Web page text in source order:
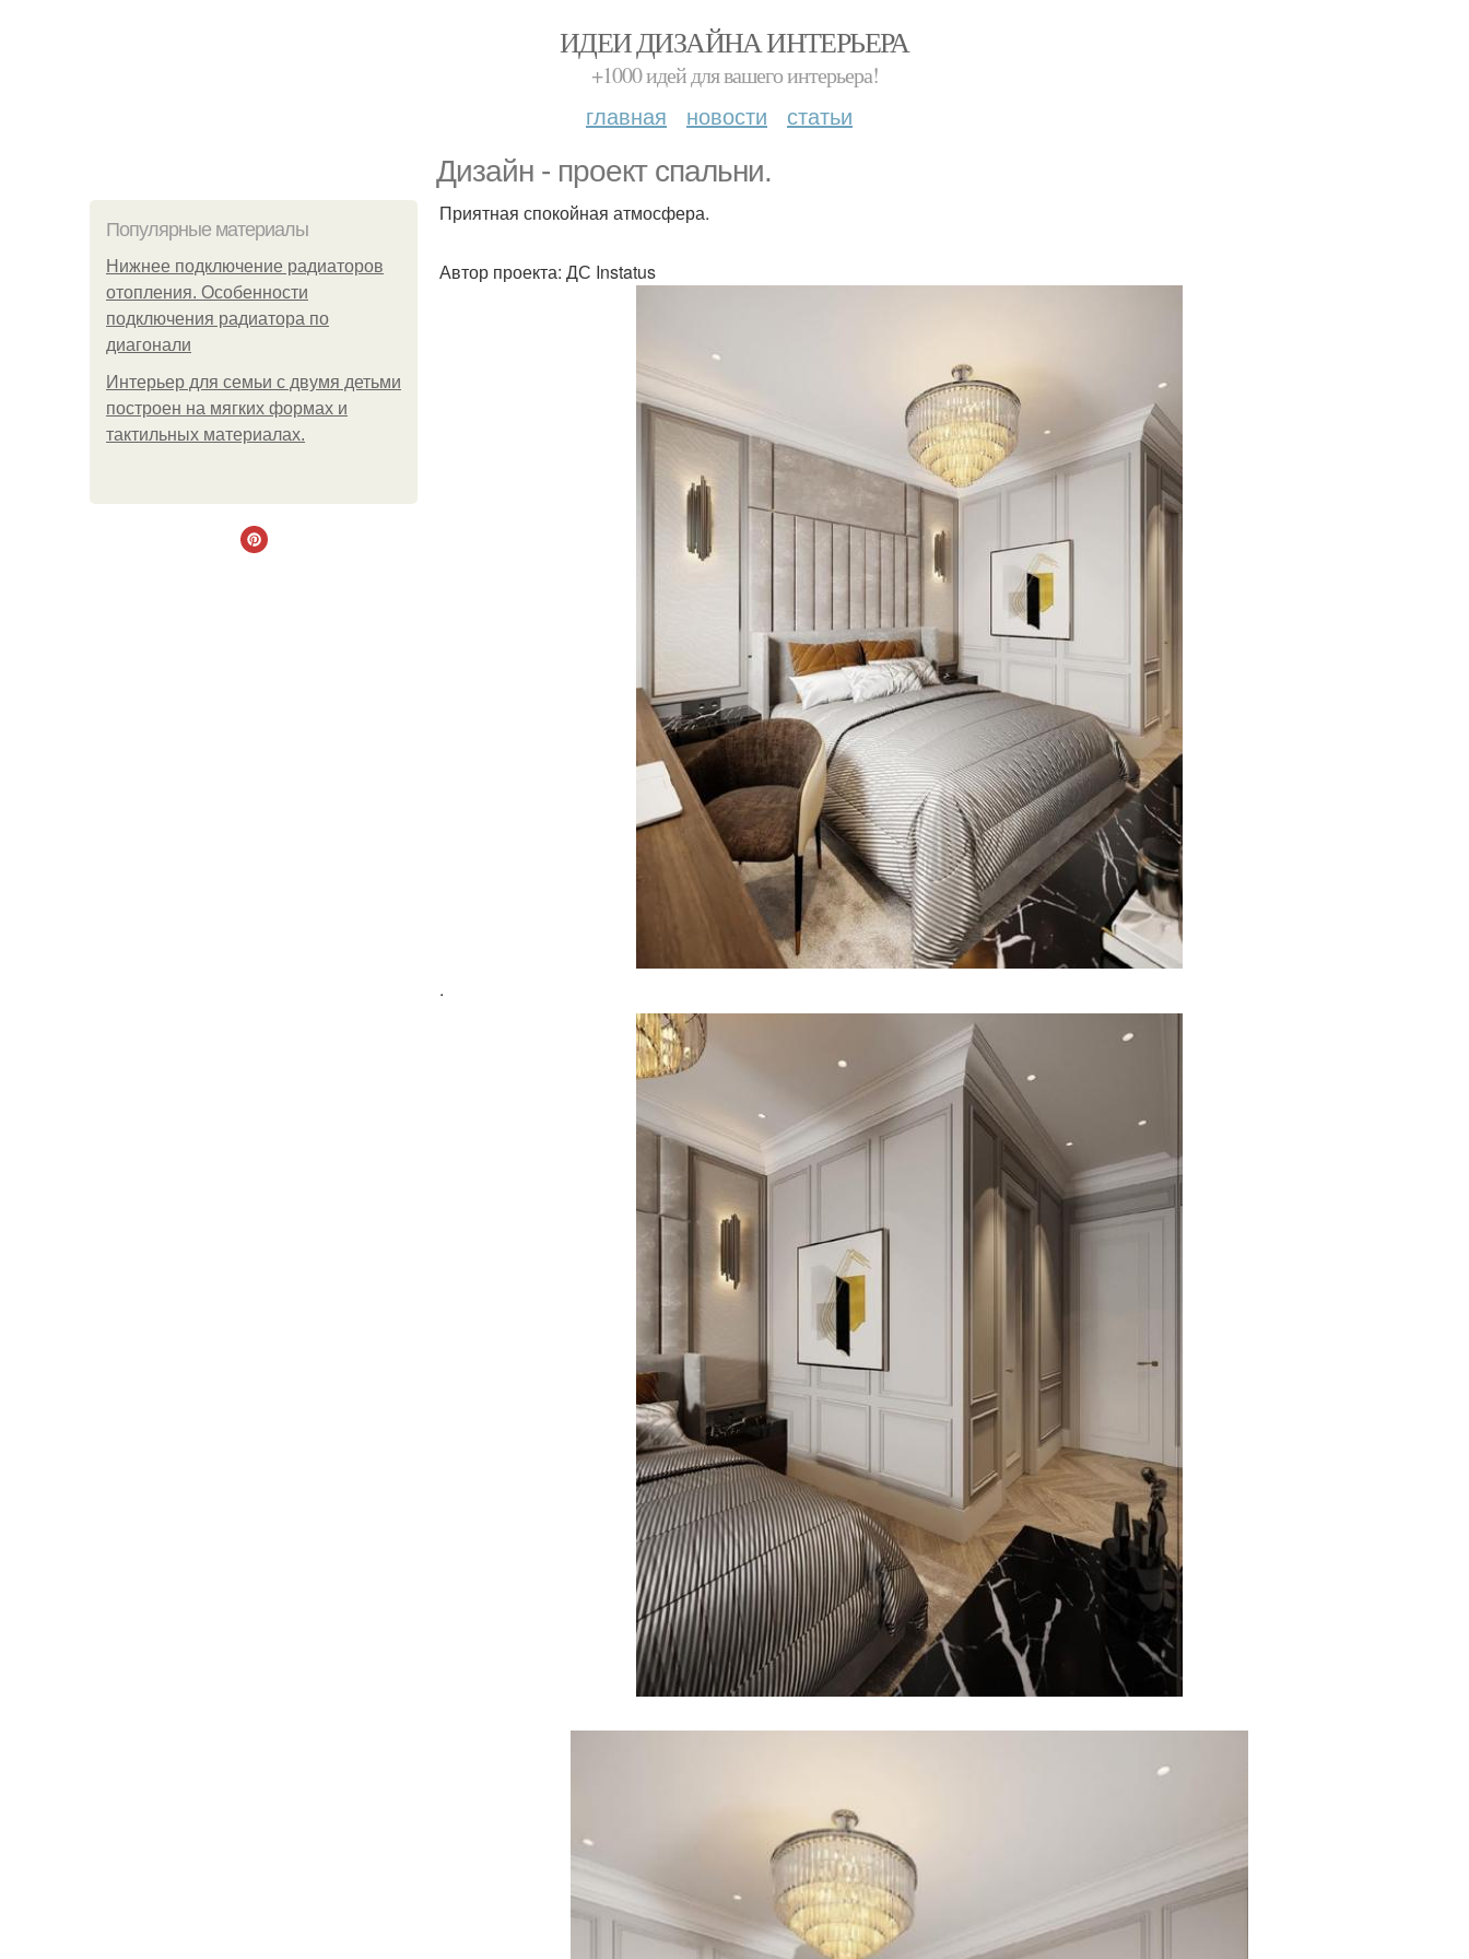
ИДЕИ ДИЗАЙНА ИНТЕРЬЕРА
+1000 идей для вашего интерьера!
главная новости статьи
Дизайн - проект спальни.
Популярные материалы
Нижнее подключение радиаторов
отопления. Особенности
подключения радиатора по
диагонали
Интерьер для семьи с двумя детьми
построен на мягких формах и
тактильных материалах.
Приятная спокойная атмосфера.
Автор проекта: ДС Instatus
.